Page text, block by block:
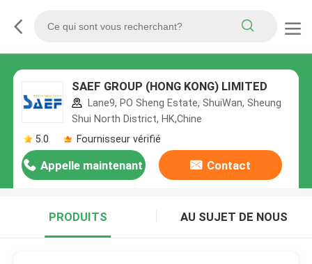
SAEF GROUP (HONG KONG) LIMITED
Lane9, PO Sheng Estate, ShuiWan, Sheung
Shui North District, HK,Chine
5.0
Fournisseur vérifié
Appelle maintenant Contact
PRODUITS AU SUJET DE NOUS